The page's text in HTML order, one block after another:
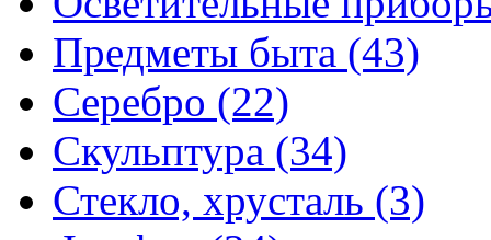
Предметы быта (43)
Серебро (22)
Скульптура (34)
Стекло, хрусталь (3)